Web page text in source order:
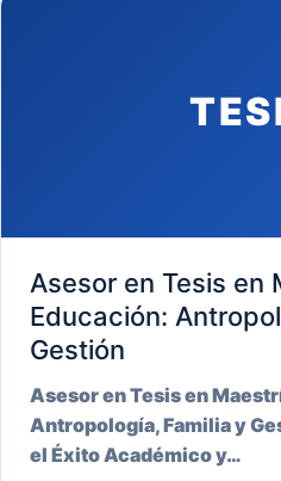
Asesor en Tesis en
Educación:
Gestión
Asesor en Tesis en
Antropología, Familia y
el Éxito Académico y…